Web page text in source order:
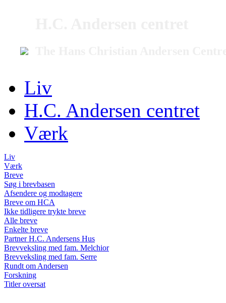
Liv
H.C. Andersen centret
Værk
Liv
Værk
Breve
Søg i brevbasen
Afsendere og modtagere
Breve om HCA
Ikke tidligere trykte breve
Alle breve
Enkelte breve
Partner H.C. Andersens Hus
Brevveksling med fam. Melchior
Brevveksling med fam. Serre
Rundt om Andersen
Forskning
Titler oversat